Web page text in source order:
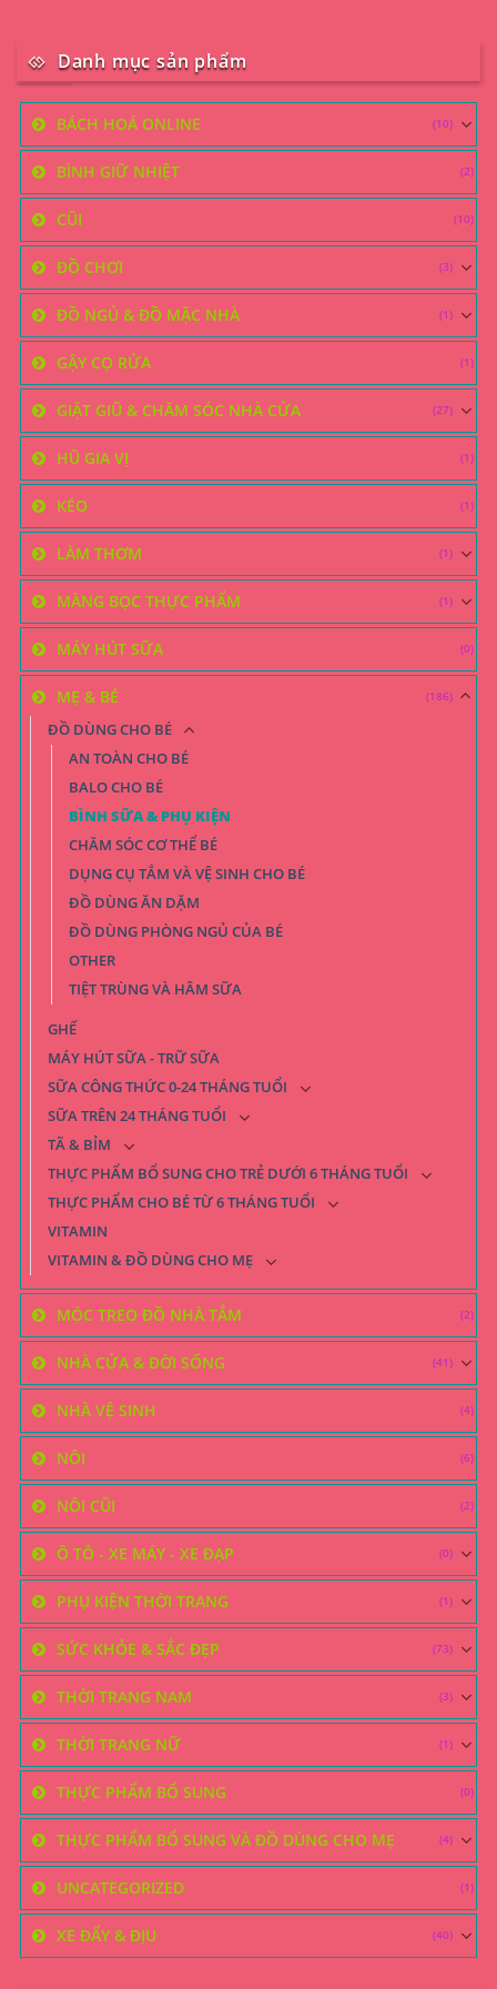
Danh mục sản phẩm
BÁCH HOÁ ONLINE (10)
BÌNH GIỮ NHIỆT (2)
CŨI (10)
ĐỒ CHƠI (3)
ĐỒ NGỦ & ĐỒ MẶC NHÀ (1)
GẬY CỌ RỬA (1)
GIẶT GIŨ & CHĂM SÓC NHÀ CỬA (27)
HŨ GIA VỊ (1)
KÉO (1)
LÀM THƠM (1)
MÀNG BỌC THỰC PHẨM (1)
MÁY HÚT SỮA (0)
MẸ & BÉ (186)
ĐỒ DÙNG CHO BÉ
AN TOÀN CHO BÉ
BALO CHO BÉ
BÌNH SỮA & PHỤ KIỆN
CHĂM SÓC CƠ THỂ BÉ
DỤNG CỤ TẮM VÀ VỆ SINH CHO BÉ
ĐỒ DÙNG ĂN DẶM
ĐỒ DÙNG PHÒNG NGỦ CỦA BÉ
OTHER
TIỆT TRÙNG VÀ HÂM SỮA
GHẾ
MÁY HÚT SỮA - TRỮ SỮA
SỮA CÔNG THỨC 0-24 THÁNG TUỔI
SỮA TRÊN 24 THÁNG TUỔI
TÃ & BỈM
THỰC PHẨM BỔ SUNG CHO TRẺ DƯỚI 6 THÁNG TUỔI
THỰC PHẨM CHO BÉ TỪ 6 THÁNG TUỔI
VITAMIN
VITAMIN & ĐỒ DÙNG CHO MẸ
MÓC TREO ĐỒ NHÀ TẮM (2)
NHÀ CỬA & ĐỜI SỐNG (41)
NHÀ VỆ SINH (4)
NÔI (6)
NÔI CŨI (2)
Ô TÔ - XE MÁY - XE ĐẠP (0)
PHỤ KIỆN THỜI TRANG (1)
SỨC KHỎE & SẮC ĐẸP (73)
THỜI TRANG NAM (3)
THỜI TRANG NỮ (1)
THỰC PHẨM BỔ SUNG (0)
THỰC PHẨM BỔ SUNG VÀ ĐỒ DÙNG CHO MẸ (4)
UNCATEGORIZED (1)
XE ĐẨY & ĐỊU (40)